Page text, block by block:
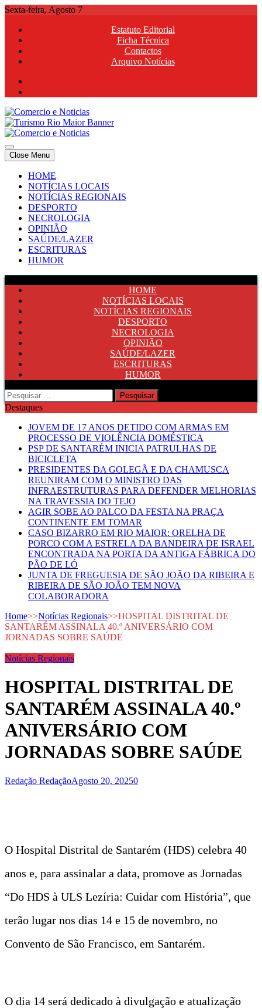
Skip
content
Sexta-feira, Agosto 7
Estatuto Editorial
Ficha Técnica
Contactos
Arquivo Notícias
Comercio e Noticias
Notícias e Publicidade Online
Comercio e Noticias
Notícias e Publicidade Online
Close Menu
HOME
NOTÍCIAS LOCAIS
NOTÍCIAS REGIONAIS
DESPORTO
NECROLOGIA
OPINIÃO
SAÚDE/LAZER
ESCRITURAS
HUMOR
HOME
NOTÍCIAS LOCAIS
NOTÍCIAS REGIONAIS
DESPORTO
NECROLOGIA
OPINIÃO
SAÚDE/LAZER
ESCRITURAS
HUMOR
Pesquisar
por:
Destaques
JOVEM DE 17 ANOS DETIDO COM ARMAS EM
PROCESSO DE VIOLÊNCIA DOMÉSTICA
PSP DE SANTARÉM INICIA PATRULHAS DE
BICICLETA
PRESIDENTES DA GOLEGÃ E DA CHAMUSCA
REUNIRAM COM O MINISTRO DAS
INFRAESTRUTURAS PARA DEFENDER MELHORIAS
NA TRAVESSIA DO TEJO
AGIR SOBE AO PALCO DA FESTA NA PRAÇA
CONTINENTE EM TOMAR
CASO BIZARRO EM RIO MAIOR: ORELHA DE
PORCO COM A ESTRELA DA BANDEIRA DE ISRAEL
ENCONTRADA NA PORTA DA ANTIGA FÁBRICA DO
PÃO DE LÓ
JUNTA DE FREGUESIA DE SÃO JOÃO DA RIBEIRA E
RIBEIRA DE SÃO JOÃO TEM NOVA
COLABORADORA
Home>>Notícias Regionais>>HOSPITAL DISTRITAL DE
SANTARÉM ASSINALA 40.º ANIVERSÁRIO COM
JORNADAS SOBRE SAÚDE
Notícias Regionais
HOSPITAL DISTRITAL DE
SANTARÉM ASSINALA 40.º
ANIVERSÁRIO COM
JORNADAS SOBRE SAÚDE
Redação RedaçãoAgosto 20, 20250
O Hospital Distrital de Santarém (HDS) celebra 40
anos e, para assinalar a data, promove as Jornadas
“Do HDS à ULS Lezíria: Cuidar com História”, que
terão lugar nos dias 14 e 15 de novembro, no
Convento de São Francisco, em Santarém.
O dia 14 será dedicado à divulgação e atualização